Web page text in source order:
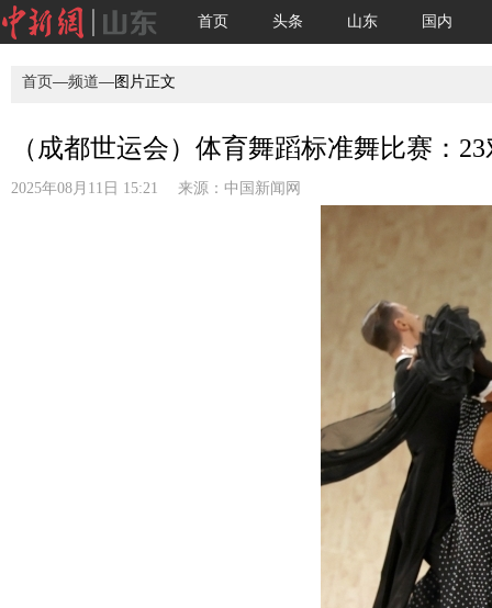
首页 头条 山东 国内
首页—频道—图片正文
（成都世运会）体育舞蹈标准舞比赛：
2025年08月11日 15:21 来源： 中国新闻网